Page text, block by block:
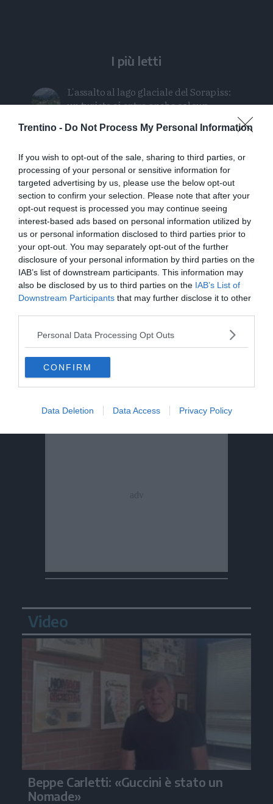
Trentino - Do Not Process My Personal Information
If you wish to opt-out of the sale, sharing to third parties, or
processing of your personal or sensitive information for
targeted advertising by us, please use the below opt-out
section to confirm your selection. Please note that after your
opt-out request is processed you may continue seeing
interest-based ads based on personal information utilized by
us or personal information disclosed to third parties prior to
your opt-out. You may separately opt-out of the further
disclosure of your personal information by third parties on the
IAB’s list of downstream participants. This information may
also be disclosed by us to third parties on the IAB’s List of
Downstream Participants that may further disclose it to other
Personal Data Processing Opt Outs
CONFIRM
Data Deletion Data Access Privacy Policy
I più letti
L'assalto al lago glaciale del Sorapiss:
un turista ci entra anche col sup
Calceranica, bimbo e papà recuperati
Solo venerdì un calo delle temperature
ma aumenteranno i temporali
Tragedia in piscina: perde la vita un
ragazzo di Trento
Morto Mattia Maestri: aveva 13 anni, in
coma dal 2017 dopo un formaggio
contaminato
precipita e muore
Video
Beppe Carletti: «Guccini è stato un
Nomade»